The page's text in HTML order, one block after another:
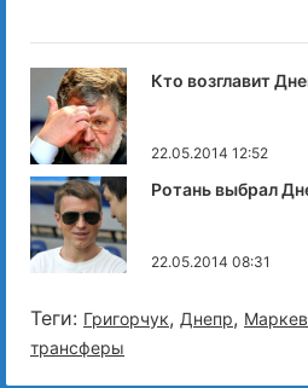
Кто возглавит
22.05.2014 12:52
Ротань выбрал
22.05.2014 08:31
Теги: Григорчук, Днепр,
трансферы